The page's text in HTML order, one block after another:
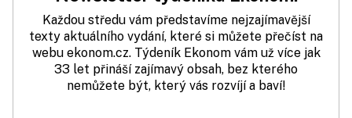
Každou středu vám představíme nejzajímavější
texty aktuálního vydání, které si můžete přečíst na
webu ekonom.cz. Týdeník Ekonom vám už více jak
33 let přináší zajímavý obsah, bez kterého
nemůžete být, který vás rozvíjí a baví!